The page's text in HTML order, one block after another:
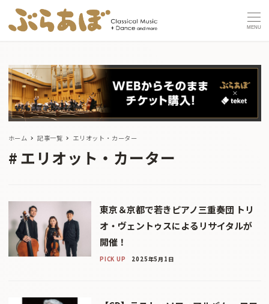
MENU
ホーム 記事一覧 エリオット・カーター
エリオット・カーター
東京＆京都で若きピアノ三重奏団 トリ
オ・ヴェントゥスによるリサイタルが
開催！
PICK UP 2025年5月1日